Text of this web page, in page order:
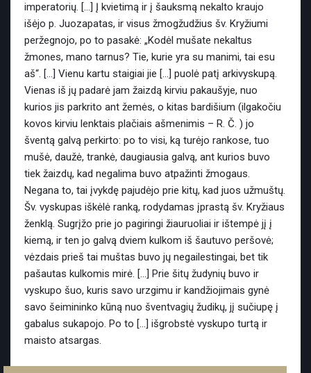
imperatorių. […] Į kvietimą ir į šauksmą nekalto kraujo
išėjo p. Juozapatas, ir visus žmogžudžius šv. Kryžiumi
peržegnojo, po to pasakė: „Kodėl mušate nekaltus
žmones, mano tarnus? Tie, kurie yra su manimi, tai esu
aš“. […] Vienu kartu staigiai jie […] puolė patį arkivyskupą.
Vienas iš jų padarė jam žaizdą kirviu pakaušyje, nuo
kurios jis parkrito ant žemės, o kitas bardišium (ilgakočiu
kovos kirviu lenktais plačiais ašmenimis – R. Č. ) jo
šventą galvą perkirto: po to visi, ką turėjo rankose, tuo
mušė, daužė, trankė, daugiausia galvą, ant kurios buvo
tiek žaizdų, kad negalima buvo atpažinti žmogaus.
Negana to, tai įvykdę pajudėjo prie kitų, kad juos užmuštų.
Šv. vyskupas iškėlė ranką, rodydamas įprastą šv. Kryžiaus
ženklą. Sugrįžo prie jo pagiringi žiauruoliai ir ištempė jį į
kiemą, ir ten jo galvą dviem kulkom iš šautuvo peršovė;
vėzdais prieš tai muštas buvo jų negailestingai, bet tik
pašautas kulkomis mirė. […] Prie šitų žudynių buvo ir
vyskupo šuo, kuris savo urzgimu ir kandžiojimais gynė
savo šeimininko kūną nuo šventvagių žudikų, jį sučiupę į
gabalus sukapojo. Po to […] išgrobstė vyskupo turtą ir
maisto atsargas.